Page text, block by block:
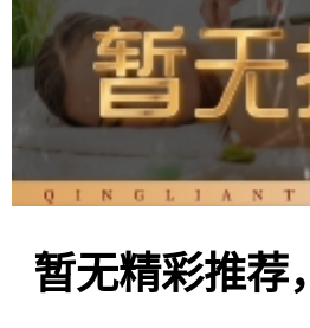
暂无精彩推荐